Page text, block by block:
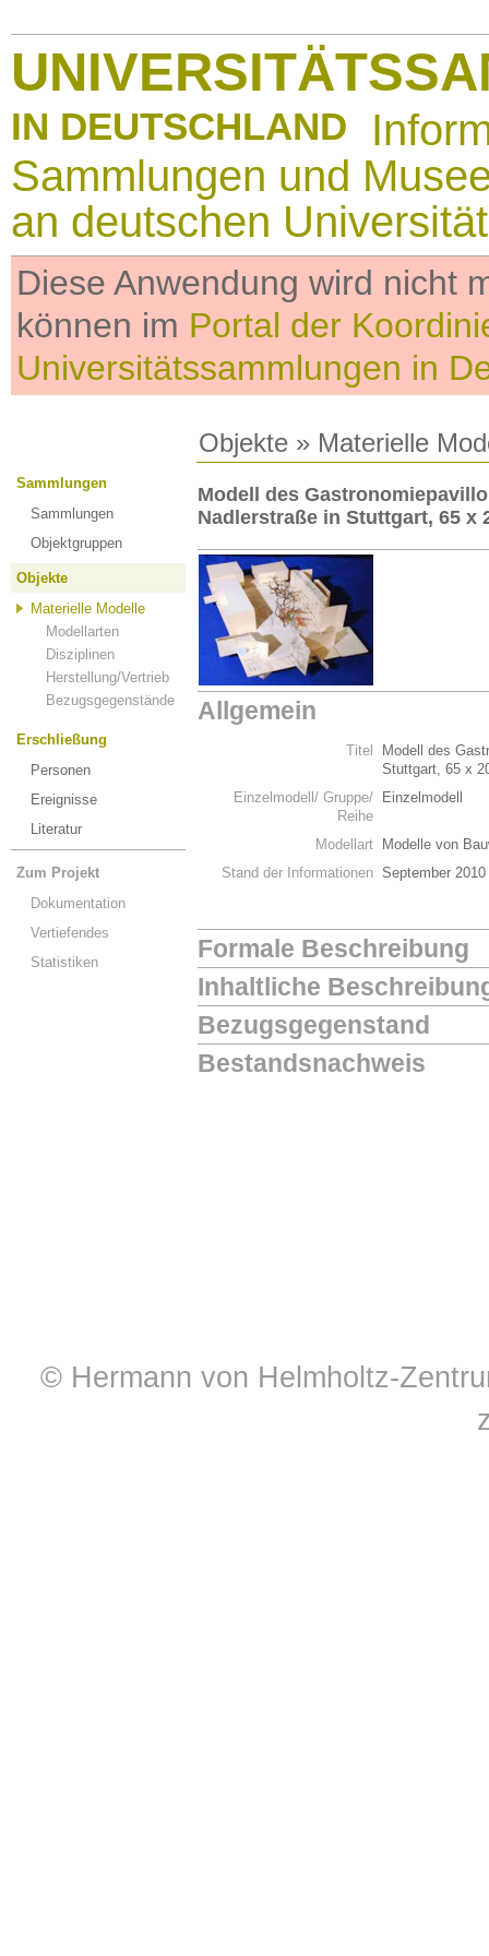
IN DEUTSCHLAND
Sammlungen und
an deutschen
Diese Anwendung wird nicht
können im Portal der
Universitätssammlungen in
Objekte » Materielle
Sammlungen
Sammlungen
Objektgruppen
Objekte
Materielle Modelle
Modellarten
Disziplinen
Herstellung/Vertrieb
Bezugsgegenstände
Erschließung
Personen
Ereignisse
Literatur
Zum Projekt
Dokumentation
Vertiefendes
Statistiken
Modell des
Nadlerstraße in Stuttgart, 65 x
Allgemein
Titel
Modell des
Stuttgart, 65 x
Einzelmodell/ Gruppe/
Reihe
Einzelmodell
Modellart
Modelle von
Stand der Informationen September 2010
Formale Beschreibung
Inhaltliche
Bezugsgegenstand
Bestandsnachweis
© Hermann von Helmholtz-